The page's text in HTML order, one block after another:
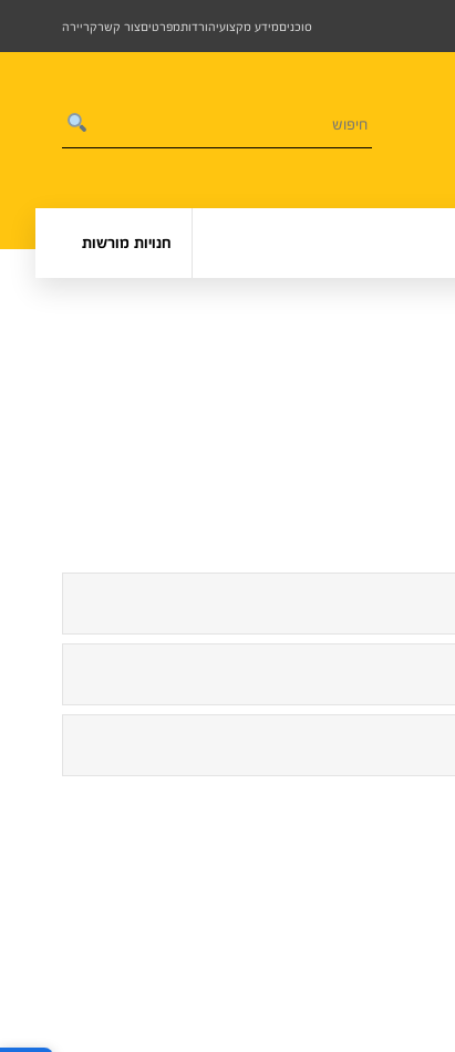
סוכניםמידע מקצועיהורדותמפרטיםצור קשרקריירה
חנויות מורשות